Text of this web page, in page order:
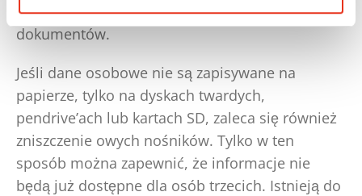
przechowywania (link do landing page)
dokumentów.
Jeśli dane osobowe nie są zapisywane na
papierze, tylko na dyskach twardych,
pendrive’ach lub kartach SD, zaleca się również
zniszczenie owych nośników. Tylko w ten
sposób można zapewnić, że informacje nie
będą już dostępne dla osób trzecich. Istnieją do